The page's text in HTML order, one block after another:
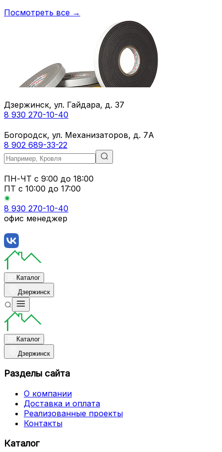
Посмотреть все →
Дзержинск, ул. Гайдара, д. 37
8 930 270-10-40
Богородск, ул. Механизаторов, д. 7А
8 902 689-33-22
ПН-ЧТ с 9:00 до 18:00
ПТ с 10:00 до 17:00
8 930 270-10-40
офис менеджер
Каталог
Дзержинск
Каталог
Дзержинск
Разделы сайта
О компании
Доставка и оплата
Реализованные проекты
Контакты
Каталог